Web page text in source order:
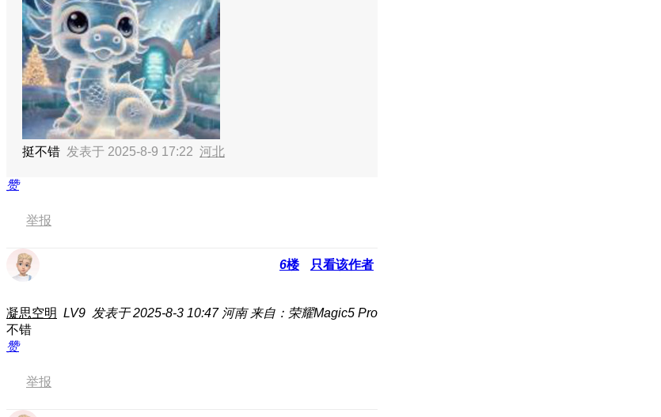
挺不错 发表于 2025-8-9 17:22 河北
赞
举报
6楼 只看该作者
凝思空明 LV9 发表于 2025-8-3 10:47 河南 来自：荣耀Magic5 Pro
不错
赞
举报